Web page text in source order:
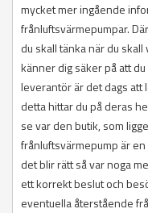
mycket mer ingående
frånluftsvärmepumpar.
du skall tänka när du
känner dig säker på att
leverantör är det dags att
detta hittar du på deras
se var den butik, som
frånluftsvärmepump är
det blir rätt så var noga
ett korrekt beslut och
eventuella återstående